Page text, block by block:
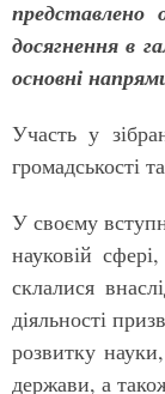
представлено
досягнення в
основні
Участь у
громадськості
У своєму
науковій
склалися
діяльності
розвитку
держави, а